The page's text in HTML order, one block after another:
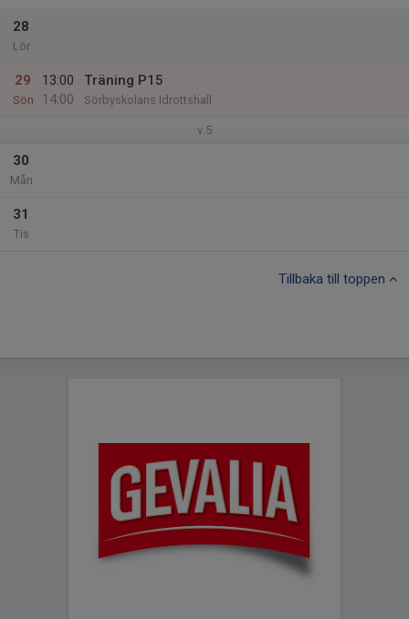
28
Lör
29
Sön
13:00
14:00
Träning P15
Sörbyskolans Idrottshall
v.5
30
Mån
31
Tis
Tillbaka till toppen